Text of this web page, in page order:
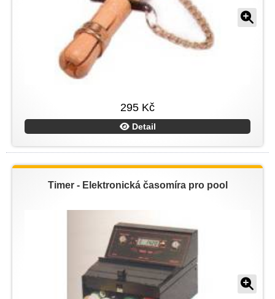
295 Kč
Detail
Timer - Elektronická časomíra pro pool